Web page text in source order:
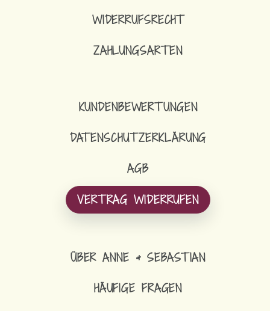
WIDERRUFSRECHT
ZAHLUNGSARTEN
KUNDENBEWERTUNGEN
DATENSCHUTZERKLÄRUNG
AGB
VERTRAG WIDERRUFEN
ÜBER ANNE & SEBASTIAN
HÄUFIGE FRAGEN